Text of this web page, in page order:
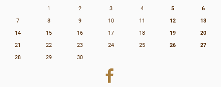
1 2 3 4 5
6
7
8 9 10 11 12
13
14
15 16 17 18 19
20
21
22 23 24 25 26
27
28
29 30